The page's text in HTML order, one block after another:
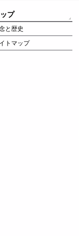
ップ
と歴史
トマップ